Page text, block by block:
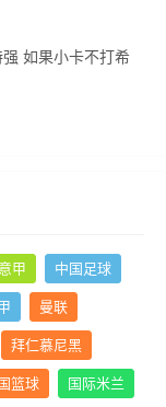
如果小卡不打希
意甲 中国足球
曼联
拜仁慕尼黑
篮球 国际米兰